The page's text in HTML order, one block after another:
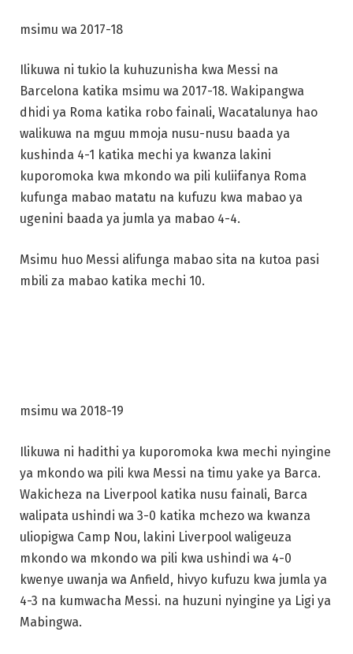
msimu wa 2017-18
Ilikuwa ni tukio la kuhuzunisha kwa Messi na
Barcelona katika msimu wa 2017-18. Wakipangwa
dhidi ya Roma katika robo fainali, Wacatalunya hao
walikuwa na mguu mmoja nusu-nusu baada ya
kushinda 4-1 katika mechi ya kwanza lakini
kuporomoka kwa mkondo wa pili kuliifanya Roma
kufunga mabao matatu na kufuzu kwa mabao ya
ugenini baada ya jumla ya mabao 4-4.
Msimu huo Messi alifunga mabao sita na kutoa pasi
mbili za mabao katika mechi 10.
msimu wa 2018-19
Ilikuwa ni hadithi ya kuporomoka kwa mechi nyingine
ya mkondo wa pili kwa Messi na timu yake ya Barca.
Wakicheza na Liverpool katika nusu fainali, Barca
walipata ushindi wa 3-0 katika mchezo wa kwanza
uliopigwa Camp Nou, lakini Liverpool waligeuza
mkondo wa mkondo wa pili kwa ushindi wa 4-0
kwenye uwanja wa Anfield, hivyo kufuzu kwa jumla ya
4-3 na kumwacha Messi. na huzuni nyingine ya Ligi ya
Mabingwa.